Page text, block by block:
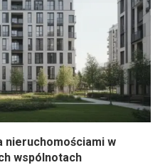
nieruchomościami w
wspólnotach